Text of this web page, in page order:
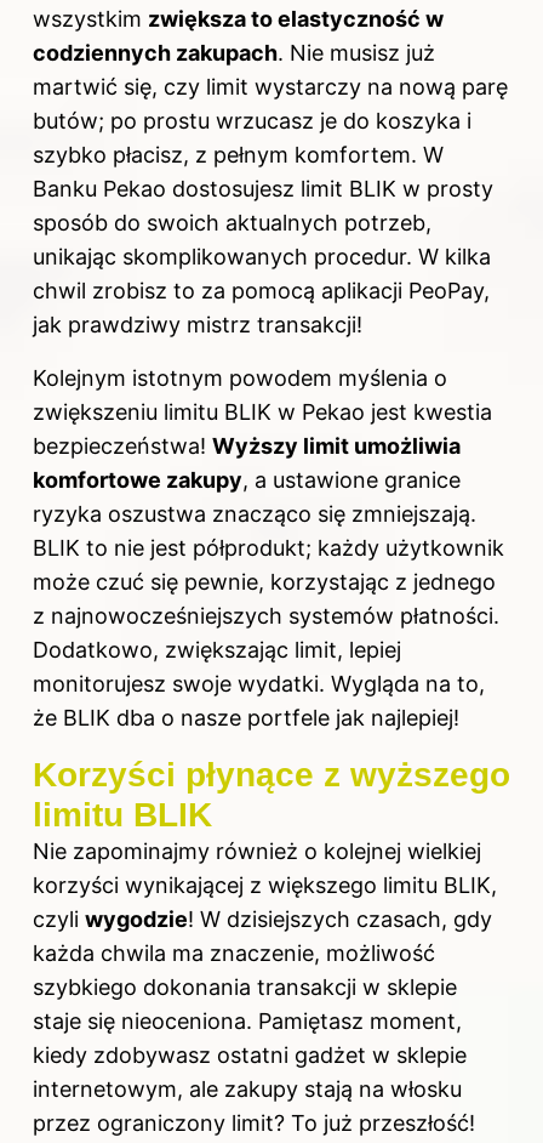
wszystkim zwiększa to elastyczność w
codziennych zakupach. Nie musisz już
martwić się, czy limit wystarczy na nową parę
butów; po prostu wrzucasz je do koszyka i
szybko płacisz, z pełnym komfortem. W
Banku Pekao dostosujesz limit BLIK w prosty
sposób do swoich aktualnych potrzeb,
unikając skomplikowanych procedur. W kilka
chwil zrobisz to za pomocą aplikacji PeoPay,
jak prawdziwy mistrz transakcji!
Kolejnym istotnym powodem myślenia o
zwiększeniu limitu BLIK w Pekao jest kwestia
bezpieczeństwa! Wyższy limit umożliwia
komfortowe zakupy, a ustawione granice
ryzyka oszustwa znacząco się zmniejszają.
BLIK to nie jest półprodukt; każdy użytkownik
może czuć się pewnie, korzystając z jednego
z najnowocześniejszych systemów płatności.
Dodatkowo, zwiększając limit, lepiej
monitorujesz swoje wydatki. Wygląda na to,
że BLIK dba o nasze portfele jak najlepiej!
Korzyści płynące z wyższego
limitu BLIK
Nie zapominajmy również o kolejnej wielkiej
korzyści wynikającej z większego limitu BLIK,
czyli wygodzie! W dzisiejszych czasach, gdy
każda chwila ma znaczenie, możliwość
szybkiego dokonania transakcji w sklepie
staje się nieoceniona. Pamiętasz moment,
kiedy zdobywasz ostatni gadżet w sklepie
internetowym, ale zakupy stają na włosku
przez ograniczony limit? To już przeszłość!